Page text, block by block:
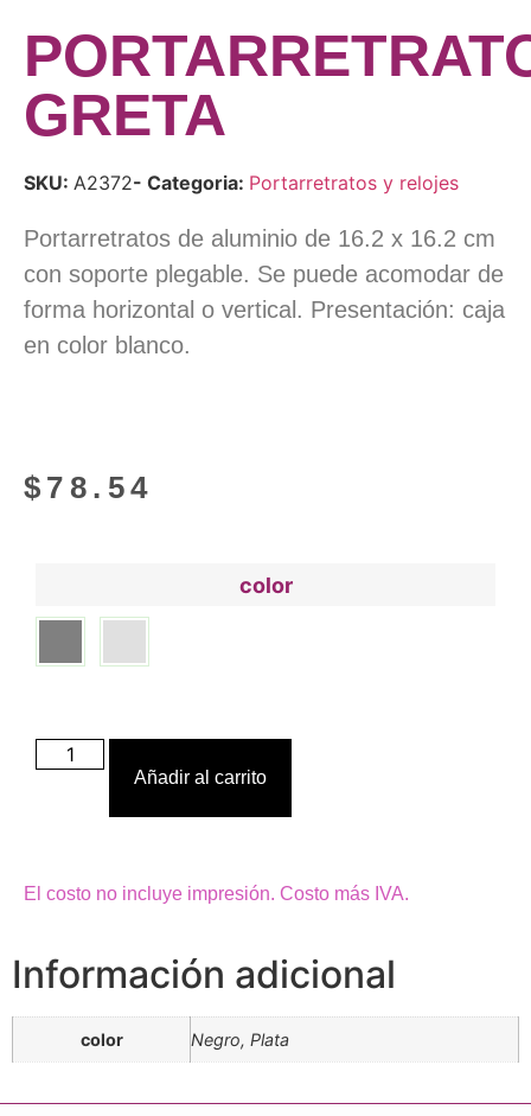
GRETA
SKU: A2372- Categoria: Portarretratos y relojes
Portarretratos de aluminio de 16.2 x 16.2 cm
con soporte plegable. Se puede acomodar de
forma horizontal o vertical. Presentación: caja
en color blanco.
$ 78.54
color
Añadir al carrito
El costo no incluye impresión. Costo más IVA.
Información adicional
color Negro, Plata